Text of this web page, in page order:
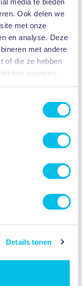
Ook delen we
met onze
en analyse. Deze
met andere
of die ze hebben
hun services.
Details tonen
Kom naar de
verzorgers
sport,